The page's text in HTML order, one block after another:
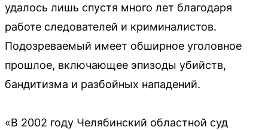
удалось лишь спустя много лет благодаря
работе следователей и криминалистов.
Подозреваемый имеет обширное уголовное
прошлое, включающее эпизоды убийств,
бандитизма и разбойных нападений.
«В 2002 году Челябинский областной суд